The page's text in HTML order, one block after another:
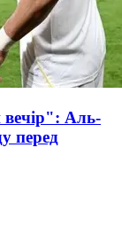
вечір": Аль-
перед